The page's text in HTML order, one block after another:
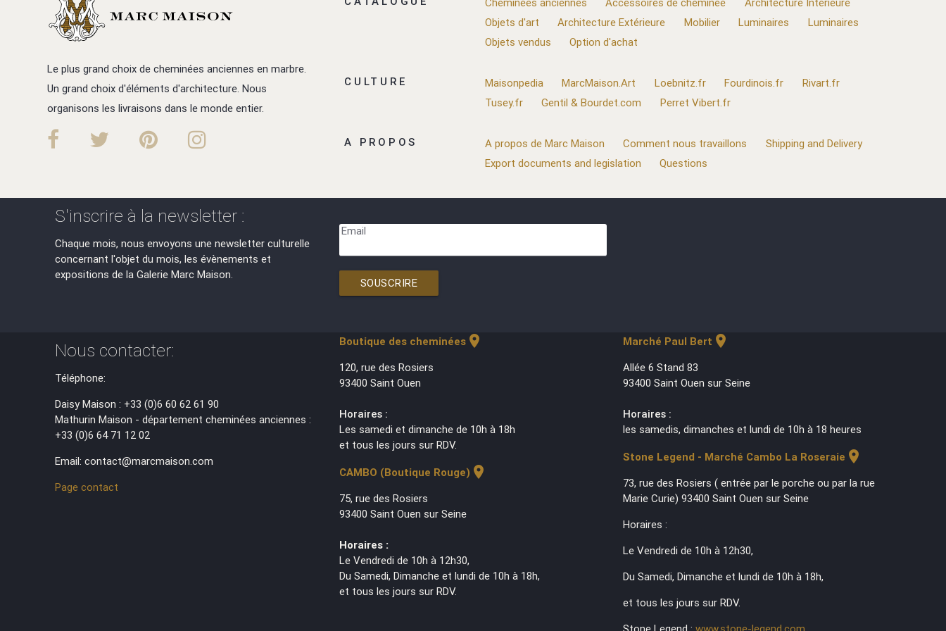
Le plus grand choix de cheminées anciennes en marbre.
Un grand choix d'éléments d'architecture. Nous
organisons les livraisons dans le monde entier.
Objets d'art
Architecture Extérieure Mobilier Luminaires
Luminaires
Objets vendus
Option d'achat
CULTURE Maisonpedia MarcMaison.Art Loebnitz.fr Fourdinois.fr
Rivart.fr
Tusey.fr
Gentil & Bourdet.com Perret Vibert.fr
A PROPOS A propos de Marc Maison Comment nous travaillons
Shipping and Delivery
Export documents and legislation
Questions
S'inscrire à la newsletter :
Chaque mois, nous envoyons une newsletter culturelle
concernant l'objet du mois, les évènements et
expositions de la Galerie Marc Maison.
Email
SOUSCRIRE
Nous contacter:
Téléphone:
Daisy Maison : +33 (0)6 60 62 61 90
Mathurin Maison - département cheminées anciennes :
+33 (0)6 64 71 12 02
Email: contact@marcmaison.com
Page contact
Boutique des cheminéeslocation_on
120, rue des Rosiers
93400 Saint Ouen
Horaires :
Les samedi et dimanche de 10h à 18h
et tous les jours sur RDV.
CAMBO (Boutique Rouge) location_on
75, rue des Rosiers
93400 Saint Ouen sur Seine
Horaires :
Le Vendredi de 10h à 12h30,
Du Samedi, Dimanche et lundi de 10h à 18h,
et tous les jours sur RDV.
Marché Paul Bert location_on
Allée 6 Stand 83
93400 Saint Ouen sur Seine
Horaires :
les samedis, dimanches et lundi de 10h à 18 heures
Stone Legend - Marché Cambo La Roseraie location_on
73, rue des Rosiers ( entrée par le porche ou par la rue
Marie Curie) 93400 Saint Ouen sur Seine
Horaires :
Le Vendredi de 10h à 12h30,
Du Samedi, Dimanche et lundi de 10h à 18h,
et tous les jours sur RDV.